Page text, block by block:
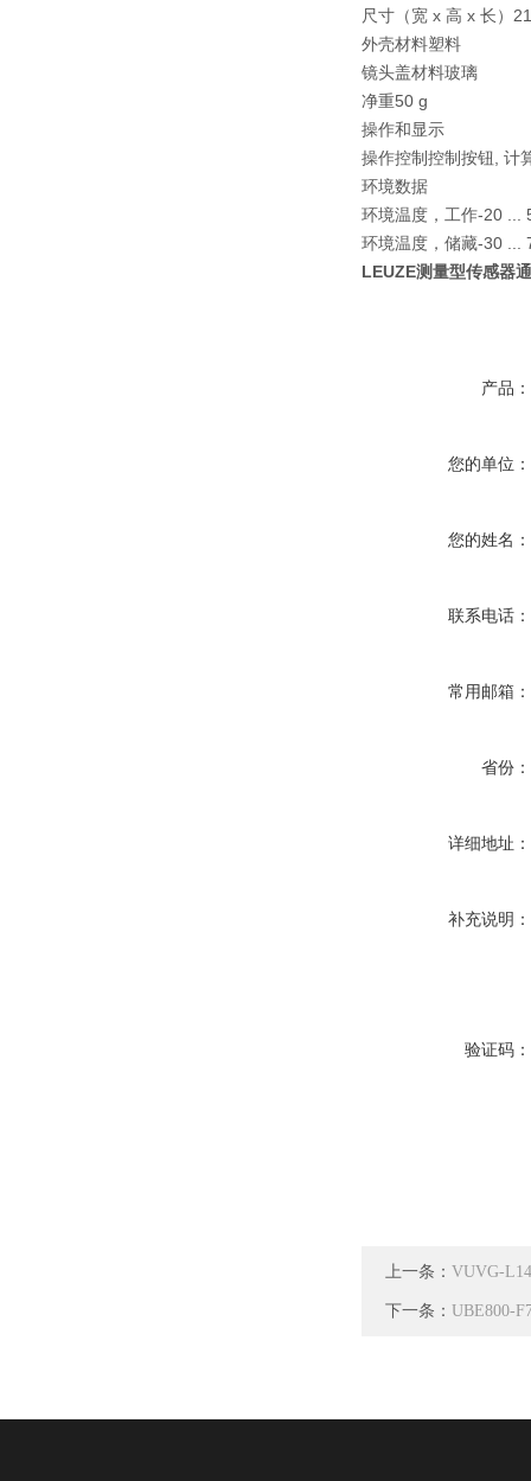
尺寸（宽 x 高 x 长）
外壳材料塑料
镜头盖材料玻璃
净重50 g
操作和显示
操作控制控制按钮, 计
环境数据
环境温度，工作-20 ...
环境温度，储藏-30 ...
LEUZE测量型传感器
产品：
您的单位：
您的姓名：
联系电话：
常用邮箱：
省份：
详细地址：
补充说明：
验证码：
上一条： VUVG-
下一条： UBE800-